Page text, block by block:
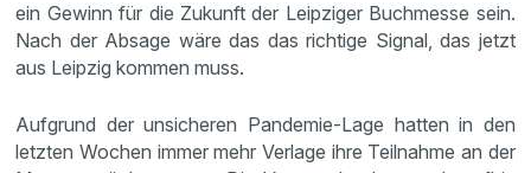
ein Gewinn für die Zukunft der Leipziger Buchmesse sein.
Nach der Absage wäre das das richtige Signal, das jetzt
aus Leipzig kommen muss.
Aufgrund der unsicheren Pandemie-Lage hatten in den
letzten Wochen immer mehr Verlage ihre Teilnahme an der